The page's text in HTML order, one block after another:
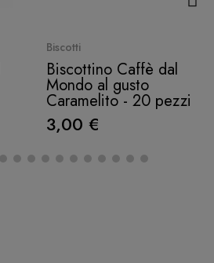
Biscotti
Biscottino Caffè dal
Mondo al gusto
Caramelito - 20 pezzi
3,00 €